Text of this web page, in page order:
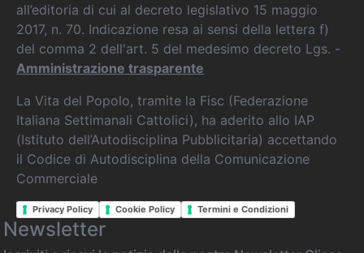
all’editoria di cui al decreto legislativo 15 maggio
2017, n. 70. Indicazione resa ai sensi della lettera f)
del comma 2 dell'art. 5 del medesimo decreto Lgs. -
Amministrazione trasparente
La Vita del Popolo, tramite la Fisc (Federazione
Italiana Settimanali Cattolici), ha aderito allo IAP
(Istituto dell’Autodisciplina Pubblicitaria) accettando
il Codice di Autodisciplina della Comunicazione
Commerciale
Privacy Policy Cookie Policy Termini e Condizioni
Newsletter